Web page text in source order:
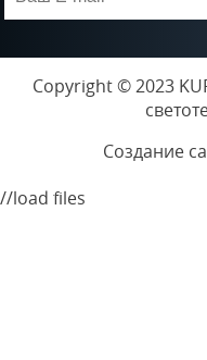
Copyright © 2023
Создание
//load files